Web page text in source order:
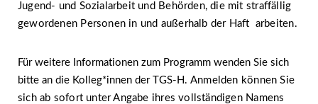
Jugend- und Sozialarbeit und Behörden, die mit straffällig
gewordenen Personen in und außerhalb der Haft arbeiten.
Für weitere Informationen zum Programm wenden Sie sich
bitte an die Kolleg*innen der TGS-H. Anmelden können Sie
sich ab sofort unter Angabe ihres vollständigen Namens